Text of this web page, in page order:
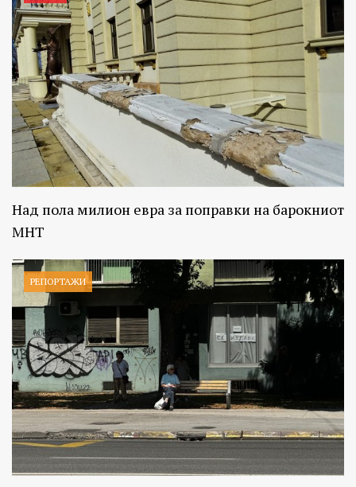
Над пола милион евра за поправки на барокниот
МНТ
РЕПОРТАЖИ